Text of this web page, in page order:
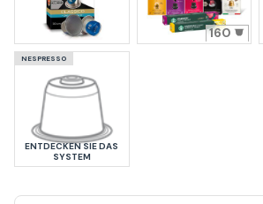
160
NESPRESSO
ENTDECKEN SIE DAS
SYSTEM